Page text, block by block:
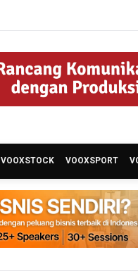
VOOXSTOCK VOOXSPORT